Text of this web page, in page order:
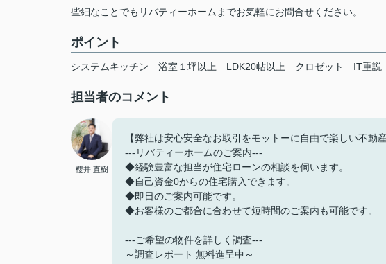
些細なことでもリバティーホームまでお気軽にお問合せください。
ポイント
システムキッチン 浴室１坪以上 LDK20帖以上 クロゼット IT重説
担当者のコメント
櫻井 直樹
【弊社は安心安全なお取引をモットーに自由で楽しい不動
---リバティーホームのご案内---
◆経験豊富な担当が住宅ローンの相談を伺います。
◆自己資金0からの住宅購入できます。
◆即日のご案内可能です。
◆お客様のご都合に合わせて短時間のご案内も可能です。
---ご希望の物件を詳しく調査---
～調査レポート 無料進呈中～